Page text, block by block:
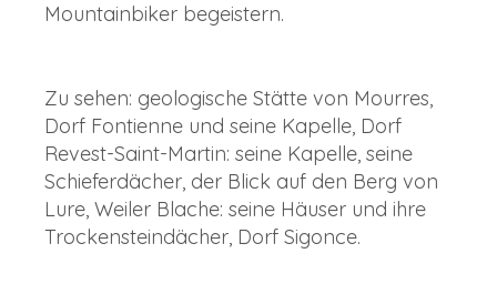
Mountainbiker begeistern.
Zu sehen: geologische Stätte von Mourres,
Dorf Fontienne und seine Kapelle, Dorf
Revest-Saint-Martin: seine Kapelle, seine
Schieferdächer, der Blick auf den Berg von
Lure, Weiler Blache: seine Häuser und ihre
Trockensteindächer, Dorf Sigonce.